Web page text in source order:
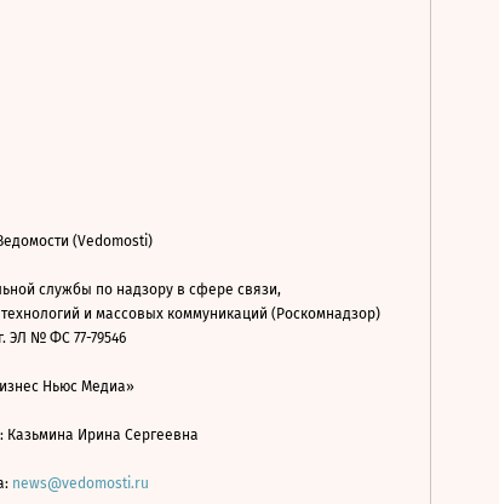
(Vedomosti)
службы по надзору в сфере связи,
и массовых коммуникаций (Роскомнадзор)
ЭЛ № ФС 77-79546
Ньюс Медиа»
Казьмина Ирина Сергеевна
news@vedomosti.ru